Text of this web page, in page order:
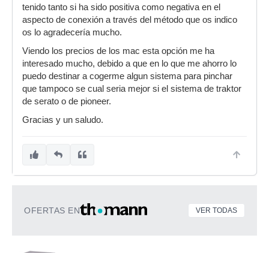
tenido tanto si ha sido positiva como negativa en el
aspecto de conexión a través del método que os indico
os lo agradecería mucho.
Viendo los precios de los mac esta opción me ha
interesado mucho, debido a que en lo que me ahorro lo
puedo destinar a cogerme algun sistema para pinchar
que tampoco se cual seria mejor si el sistema de traktor
de serato o de pioneer.
Gracias y un saludo.
OFERTAS EN VER TODAS